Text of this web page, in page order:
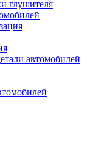
глушителя
автомобилей